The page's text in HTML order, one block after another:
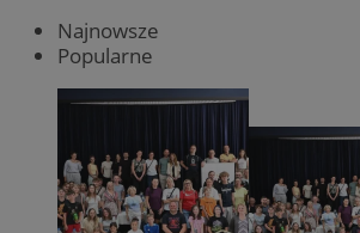
Najnowsze
Popularne